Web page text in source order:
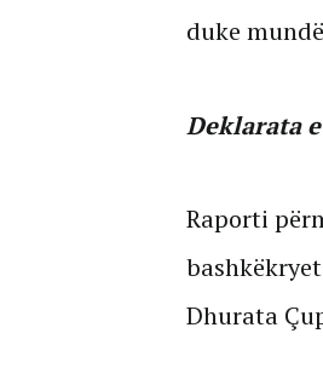
duke
Deklarata
Raporti
Dhurata